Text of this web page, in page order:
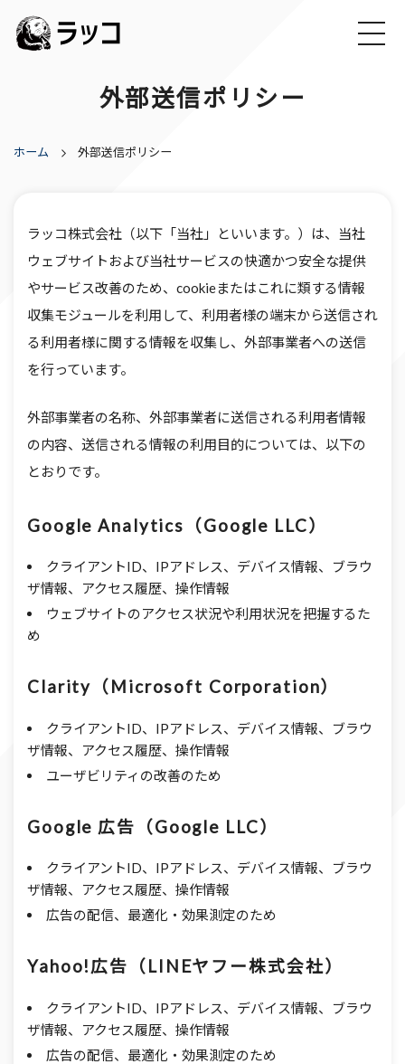
外部送信ポリシー
ホーム 外部送信ポリシー
ラッコ株式会社（以下「当社」といいます。）は、当社
ウェブサイトおよび当社サービスの快適かつ安全な提供
やサービス改善のため、cookieまたはこれに類する情報
収集モジュールを利用して、利用者様の端末から送信され
る利用者様に関する情報を収集し、外部事業者への送信
を行っています。
外部事業者の名称、外部事業者に送信される利用者情報
の内容、送信される情報の利用目的については、以下の
とおりです。
Google Analytics（Google LLC）
クライアントID、IPアドレス、デバイス情報、ブラウ
ザ情報、アクセス履歴、操作情報
ウェブサイトのアクセス状況や利用状況を把握するた
め
Clarity（Microsoft Corporation）
クライアントID、IPアドレス、デバイス情報、ブラウ
ザ情報、アクセス履歴、操作情報
ユーザビリティの改善のため
Google 広告（Google LLC）
クライアントID、IPアドレス、デバイス情報、ブラウ
ザ情報、アクセス履歴、操作情報
広告の配信、最適化・効果測定のため
Yahoo!広告（LINEヤフー株式会社）
クライアントID、IPアドレス、デバイス情報、ブラウ
ザ情報、アクセス履歴、操作情報
広告の配信、最適化・効果測定のため